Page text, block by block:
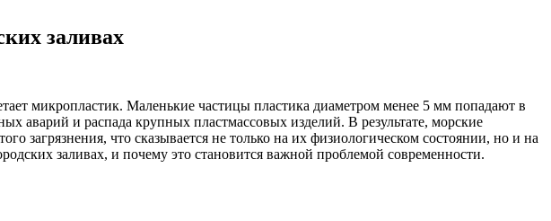
заливах
микропластик. Маленькие частицы пластика диаметром менее 5 мм попадают в
аварий и распада крупных пластмассовых изделий. В результате, морские
загрязнения, что сказывается не только на их физиологическом состоянии, но и на
заливах, и почему это становится важной проблемой современности.